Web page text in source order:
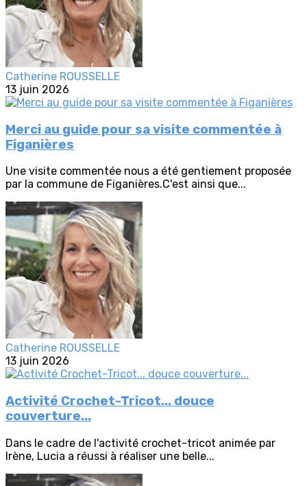
Catherine ROUSSELLE
13 juin 2026
Merci au guide pour sa visite commentée à
Figanières
Une visite commentée nous a été gentiement proposée
par la commune de Figanières.C'est ainsi que...
Catherine ROUSSELLE
13 juin 2026
Activité Crochet-Tricot... douce
couverture...
Dans le cadre de l'activité crochet-tricot animée par
Irène, Lucia a réussi à réaliser une belle...